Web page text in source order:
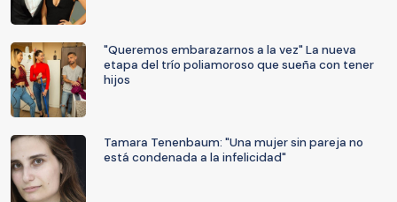
"Queremos embarazarnos a la vez" La nueva
etapa del trío poliamoroso que sueña con tener
hijos
Tamara Tenenbaum: "Una mujer sin pareja no
está condenada a la infelicidad"